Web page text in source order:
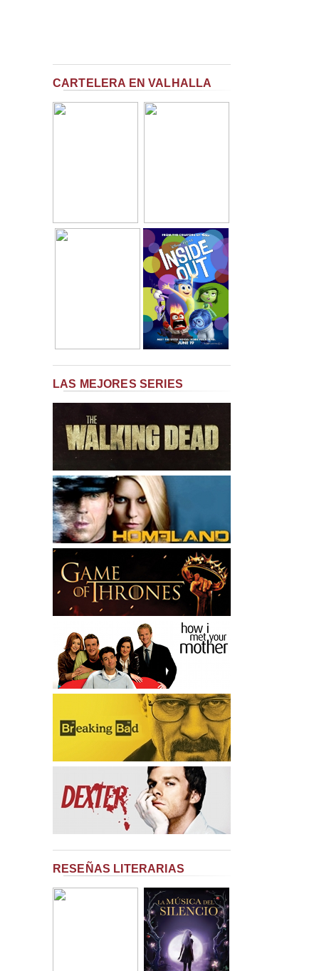
CARTELERA EN VALHALLA
LAS MEJORES SERIES
RESEÑAS LITERARIAS